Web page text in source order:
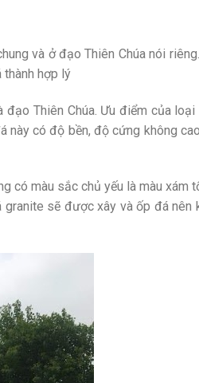
và ở đạo Thiên Chúa nói
thành hợp lý
Thiên Chúa. Ưu điểm của loại
này có độ bền, độ cứng không
có màu sắc chủ yếu là màu xám
sẽ được xây và ốp đá nên